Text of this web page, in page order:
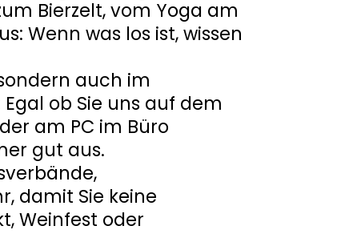
Bierzelt, vom Yoga am
Wenn was los ist, wissen
auch im
ob Sie uns auf dem
am PC im Büro
gut aus.
damit Sie keine
Weinfest oder